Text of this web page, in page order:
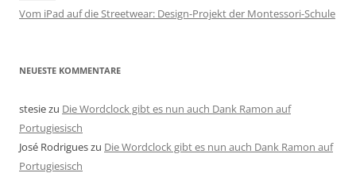
Vom iPad auf die Streetwear: Design-Projekt der Montessori-Schule
NEUESTE KOMMENTARE
stesiezu Die Wordclock gibt es nun auch Dank Ramon auf
Portugiesisch
José Rodrigueszu Die Wordclock gibt es nun auch Dank Ramon auf
Portugiesisch